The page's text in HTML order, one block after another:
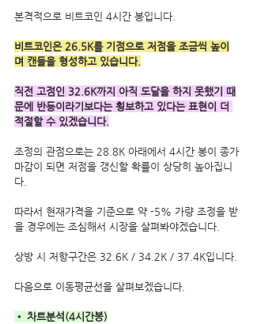
본격적으로 비트코인 4시간 봉입니다.
비트코인은 26.5K를 기점으로 저점을 조금씩 높이
며 캔들을 형성하고 있습니다.
직전 고점인 32.6K까지 아직 도달을 하지 못했기 때
문에 반등이라기보다는 횡보하고 있다는 표현이 더
적절할 수 있겠습니다.
조정의 관점으로는 28.8K 아래에서 4시간 봉이 종가
마감이 되면 저점을 갱신할 확률이 상당히 높아집니
다.
따라서 현재가격을 기준으로 약 -5% 가량 조정을 받
을 경우에는 조심해서 시장을 살펴봐야겠습니다.
상방 시 저항구간은 32.6K / 34.2K / 37.4K입니다.
다음으로 이동평균선을 살펴보겠습니다.
• 차트분석(4시간봉)